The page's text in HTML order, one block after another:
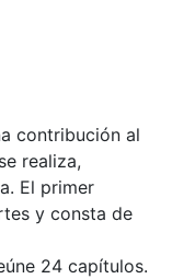
contribución al
realiza,
El primer
y consta de
24 capítulos.